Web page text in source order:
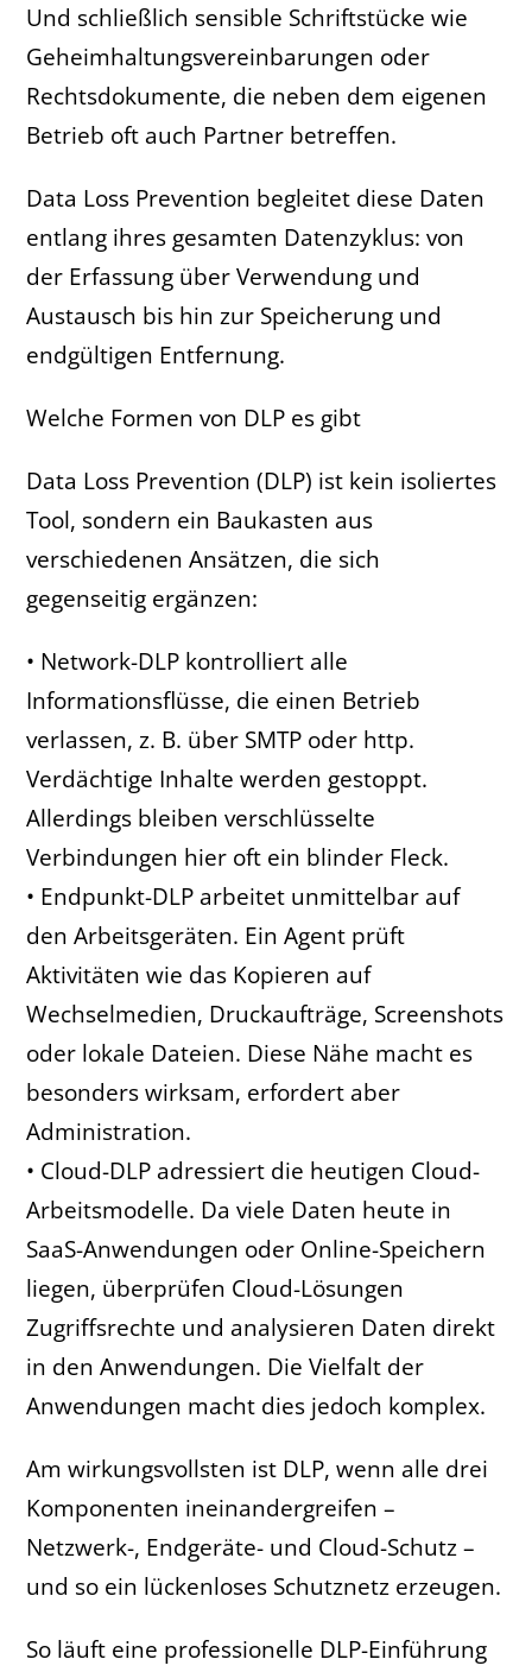
Und schließlich sensible Schriftstücke wie
Geheimhaltungsvereinbarungen oder
Rechtsdokumente, die neben dem eigenen
Betrieb oft auch Partner betreffen.
Data Loss Prevention begleitet diese Daten
entlang ihres gesamten Datenzyklus: von
der Erfassung über Verwendung und
Austausch bis hin zur Speicherung und
endgültigen Entfernung.
Welche Formen von DLP es gibt
Data Loss Prevention (DLP) ist kein isoliertes
Tool, sondern ein Baukasten aus
verschiedenen Ansätzen, die sich
gegenseitig ergänzen:
• Network-DLP kontrolliert alle
Informationsflüsse, die einen Betrieb
verlassen, z. B. über SMTP oder http.
Verdächtige Inhalte werden gestoppt.
Allerdings bleiben verschlüsselte
Verbindungen hier oft ein blinder Fleck.
• Endpunkt-DLP arbeitet unmittelbar auf
den Arbeitsgeräten. Ein Agent prüft
Aktivitäten wie das Kopieren auf
Wechselmedien, Druckaufträge, Screenshots
oder lokale Dateien. Diese Nähe macht es
besonders wirksam, erfordert aber
Administration.
• Cloud-DLP adressiert die heutigen Cloud-
Arbeitsmodelle. Da viele Daten heute in
SaaS-Anwendungen oder Online-Speichern
liegen, überprüfen Cloud-Lösungen
Zugriffsrechte und analysieren Daten direkt
in den Anwendungen. Die Vielfalt der
Anwendungen macht dies jedoch komplex.
Am wirkungsvollsten ist DLP, wenn alle drei
Komponenten ineinandergreifen –
Netzwerk-, Endgeräte- und Cloud-Schutz –
und so ein lückenloses Schutznetz erzeugen.
So läuft eine professionelle DLP-Einführung